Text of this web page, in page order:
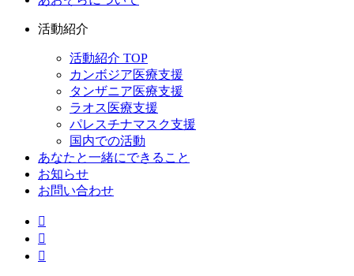
活動紹介
活動紹介 TOP
カンボジア医療支援
タンザニア医療支援
ラオス医療支援
パレスチナマスク支援
国内での活動
あなたと一緒にできること
お知らせ
お問い合わせ